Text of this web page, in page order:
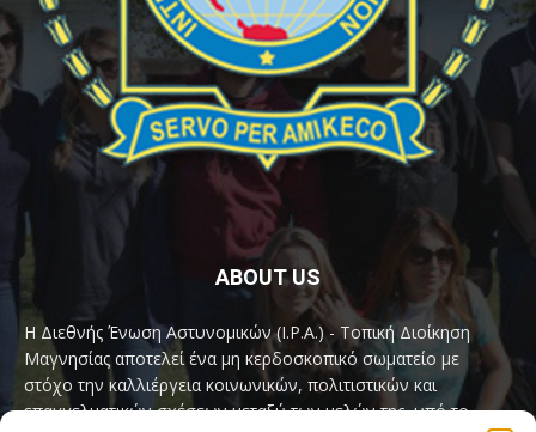
ABOUT US
Η Διεθνής Ένωση Αστυνομικών (I.P.A.) - Τοπική Διοίκηση
Μαγνησίας αποτελεί ένα μη κερδοσκοπικό σωματείο με
στόχο την καλλιέργεια κοινωνικών, πολιτιστικών και
επαγγελματικών σχέσεων μεταξύ των μελών της, υπό το